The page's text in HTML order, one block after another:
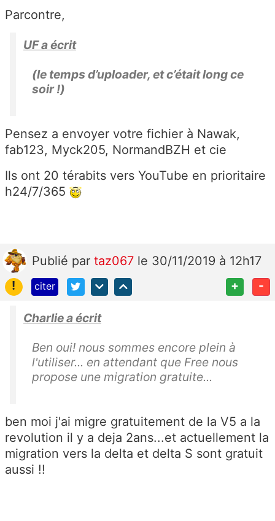
Parcontre,
UF a écrit
(le temps d’uploader, et c’était long ce
soir !)
Pensez a envoyer votre fichier à Nawak,
fab123, Myck205, NormandBZH et cie
Ils ont 20 térabits vers YouTube en prioritaire
h24/7/365
Publié par taz067 le 30/11/2019 à 12h17
!
citer + -
Charlie a écrit
Ben oui! nous sommes encore plein à
l'utiliser... en attendant que Free nous
propose une migration gratuite...
ben moi j'ai migre gratuitement de la V5 a la
revolution il y a deja 2ans...et actuellement la
migration vers la delta et delta S sont gratuit
aussi !!